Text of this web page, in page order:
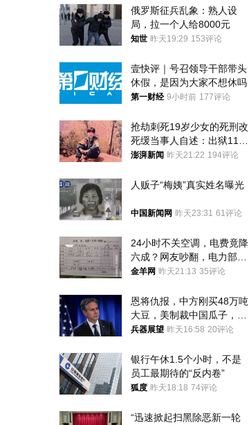
俄罗斯征兵乱象：熟人设
局，拉一个人给8000元
知世 昨天19:29 153评论
壹快评｜号召领导干部带头
休假，是因为大家不想休吗
第一财经 9小时前 177评论
抢劫刺死19岁少女的死刑改
死缓当事人自述：出狱11年
间始终刻意躲避被害人家属
澎湃新闻 昨天21:22 194评论
人贩子“梅姨”真实姓名曝光
中国新闻网 昨天23:31 61评论
24小时不关空调，电费竟降
六成？网友吵翻，电力部门
回应→
金羊网 昨天21:13 35评论
恩将仇报，中方刚买48万吨
大豆，美制裁中国瓜子，布
林肯措辞变了
兵器展望 昨天16:58 20评论
银行午休1.5个小时，不是
员工最期待的“反内卷”
狐度 昨天18:18 74评论
“迅速掀起扫黑除恶新一轮